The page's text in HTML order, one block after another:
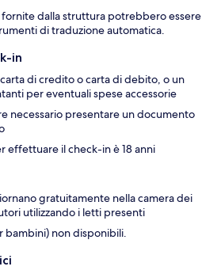
fornite dalla struttura potrebbero essere
di traduzione automatica.
in
di credito o carta di debito, o un
per eventuali spese accessorie
necessario presentare un documento
effettuare il check-in è 18 anni
gratuitamente nella camera dei
utilizzando i letti presenti
bambini) non disponibili.